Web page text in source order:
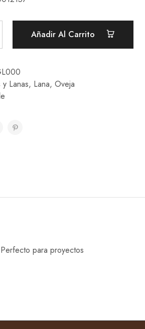
Añadir Al Carrito
y Lanas, Lana, Oveja
para proyectos